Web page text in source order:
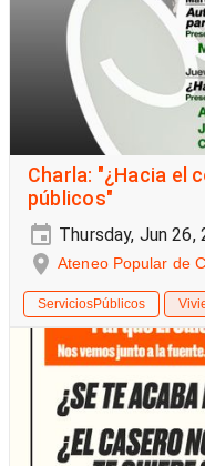
Charla: "¿Hacia el
públicos"
Thursday, Jun
Ateneo Popular de
ServiciosPúblicos